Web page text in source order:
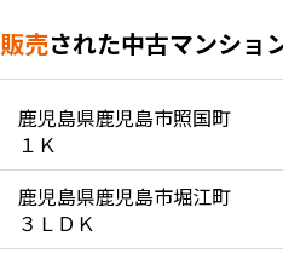
販売された中古マンショ
鹿児島県鹿児島市照国町
１Ｋ
鹿児島県鹿児島市堀江町
３ＬＤＫ